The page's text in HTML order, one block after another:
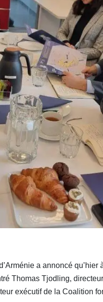
a annoncé
Thomas Tjodling,
exécutif de la Coalition